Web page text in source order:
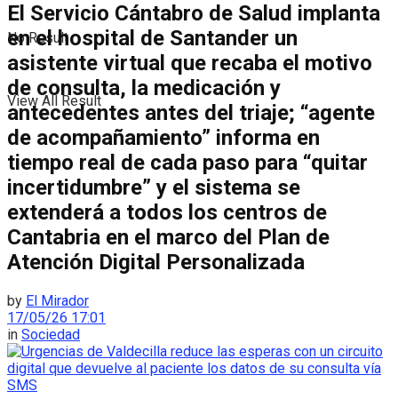
No Result
View All Result
El Servicio Cántabro de Salud implanta
en el hospital de Santander un
asistente virtual que recaba el motivo
de consulta, la medicación y
antecedentes antes del triaje; “agente
de acompañamiento” informa en
tiempo real de cada paso para “quitar
incertidumbre” y el sistema se
extenderá a todos los centros de
Cantabria en el marco del Plan de
Atención Digital Personalizada
by El Mirador
17/05/26 17:01
in Sociedad